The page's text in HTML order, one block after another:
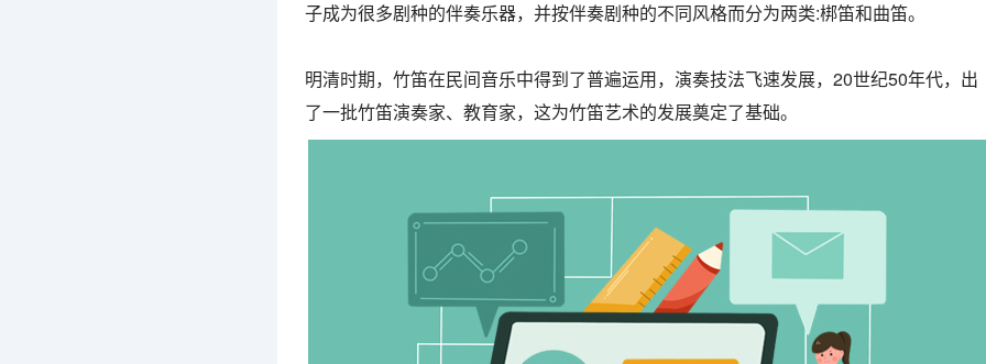
子成为很多剧种的伴奏乐器，并按伴奏剧种的不同风格而分为两类:梆笛和曲笛。
明清时期，竹笛在民间音乐中得到了普遍运用，演奏技法飞速发展，20世纪50年代，出
了一批竹笛演奏家、教育家，这为竹笛艺术的发展奠定了基础。